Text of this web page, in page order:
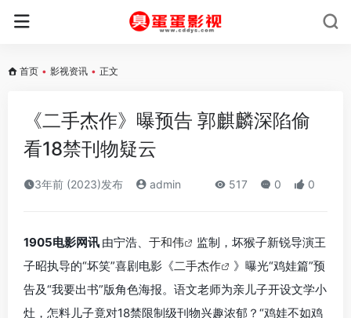
首页 • 影视资讯 • 正文
《二手杰作》曝预告 郭麒麟深陷偷
看18禁刊物疑云
3年前 (2023)发布 admin 517 0 0
1905电影网讯 由宁浩、 于和伟
监制，坏猴子新锐导演王
子昭执导的“坏笑”喜剧电影《二手杰作
》曝光“鸡娃篇”预
告及“我要出书”版角色海报。语文老师为亲儿子开设文学小
灶，怎料儿子竟对18禁限制级刊物兴趣浓郁？“鸡娃不如鸡